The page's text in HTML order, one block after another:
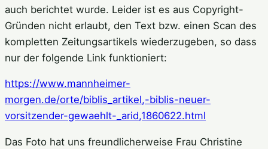
auch berichtet wurde. Leider ist es aus Copyright-
Gründen nicht erlaubt, den Text bzw. einen Scan des
kompletten Zeitungsartikels wiederzugeben, so dass
nur der folgende Link funktioniert:
https://www.mannheimer-
morgen.de/orte/biblis_artikel,-biblis-neuer-
vorsitzender-gewaehlt-_arid,1860622.html
Das Foto hat uns freundlicherweise Frau Christine